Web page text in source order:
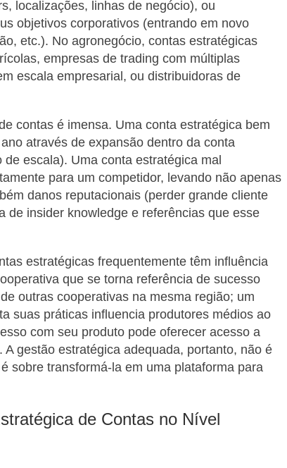
localizações, linhas de negócio), ou
objetivos corporativos (entrando em novo
etc.). No agronegócio, contas estratégicas
empresas de trading com múltiplas
escala empresarial, ou distribuidoras de
contas é imensa. Uma conta estratégica bem
através de expansão dentro da conta
escala). Uma conta estratégica mal
para um competidor, levando não apenas
danos reputacionais (perder grande cliente
de insider knowledge e referências que esse
estratégicas frequentemente têm influência
que se torna referência de sucesso
outras cooperativas na mesma região; um
suas práticas influencia produtores médios ao
com seu produto pode oferecer acesso a
gestão estratégica adequada, portanto, não é
sobre transformá-la em uma plataforma para
de Contas no Nível